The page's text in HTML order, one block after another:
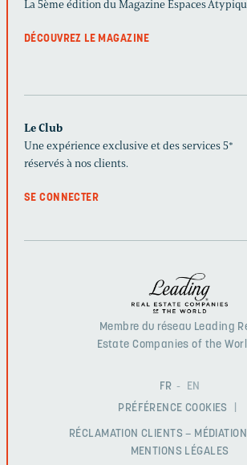
La 5ème édition du Magazine Espaces
DÉCOUVREZ LE MAGAZINE
Le Club
Une expérience exclusive et des services 5*
réservés à nos clients.
SE CONNECTER
Membre du réseau Leading
Estate Companies of the
FR
EN
PRÉFÉRENCE COOKIES
RÉCLAMATION CLIENTS – MÉDIATION
MENTIONS LÉGALES